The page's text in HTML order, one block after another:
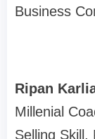
Business
Ripan
Millenial
Selling Skill,